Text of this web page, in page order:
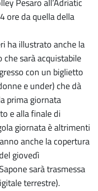
ore da quella della
ha illustrato anche la
sarà acquistabile
con un biglietto
e under) che dà
prima giornata
e alla finale di
giornata è altrimenti
anche la copertura
giovedì
sarà trasmessa
terrestre).